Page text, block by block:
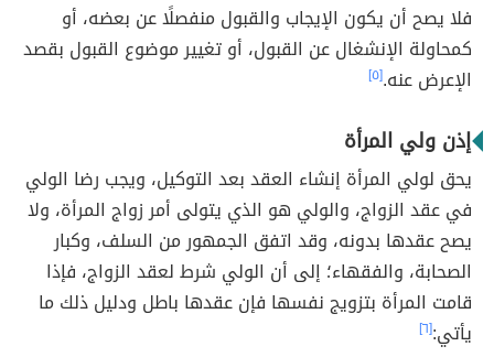
فلا يصح أن يكون الإيجاب والقبول منفصلًا عن بعضه، أو
كمحاولة الإنشغال عن القبول، أو تغيير موضوع القبول بقصد
الإعرض عنه.[٥]
إذن ولي المرأة
يحق لولي المرأة إنشاء العقد بعد التوكيل، ويجب رضا الولي
في عقد الزواج، والولي هو الذي يتولى أمر زواج المرأة، ولا
يصح عقدها بدونه، وقد اتفق الجمهور من السلف، وكبار
الصحابة، والفقهاء؛ إلى أن الولي شرط لعقد الزواج، فإذا
قامت المرأة بتزويج نفسها فإن عقدها باطل ودليل ذلك ما
يأتي:[٦]